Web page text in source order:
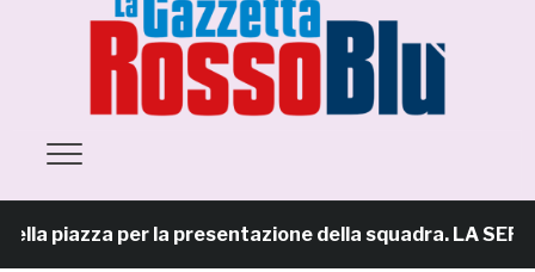
piazza per la presentazione della squadra. LA SERATA